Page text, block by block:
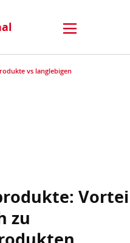
vs langlebigen
zu